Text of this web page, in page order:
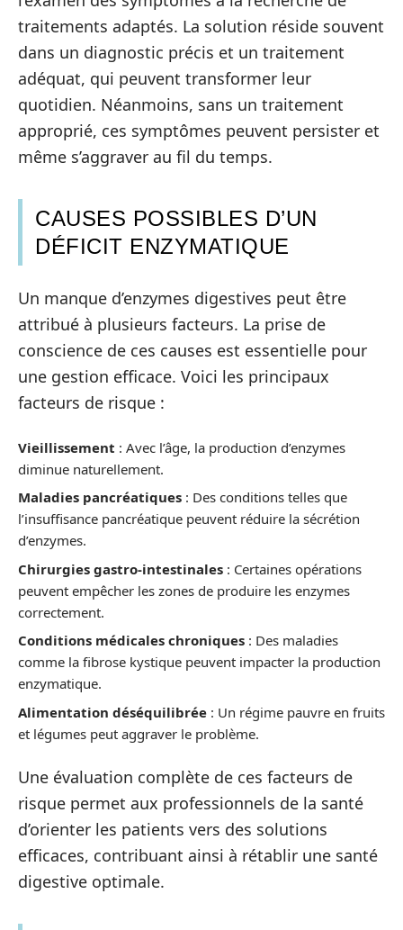
traitements adaptés. La solution réside souvent
dans un diagnostic précis et un traitement
adéquat, qui peuvent transformer leur
quotidien. Néanmoins, sans un traitement
approprié, ces symptômes peuvent persister et
même s’aggraver au fil du temps.
CAUSES POSSIBLES D’UN
DÉFICIT ENZYMATIQUE
Un manque d’enzymes digestives peut être
attribué à plusieurs facteurs. La prise de
conscience de ces causes est essentielle pour
une gestion efficace. Voici les principaux
facteurs de risque :
Vieillissement : Avec l’âge, la production d’enzymes
diminue naturellement.
Maladies pancréatiques : Des conditions telles que
l’insuffisance pancréatique peuvent réduire la sécrétion
d’enzymes.
Chirurgies gastro-intestinales : Certaines opérations
peuvent empêcher les zones de produire les enzymes
correctement.
Conditions médicales chroniques : Des maladies
comme la fibrose kystique peuvent impacter la production
enzymatique.
Alimentation déséquilibrée : Un régime pauvre en fruits
et légumes peut aggraver le problème.
Une évaluation complète de ces facteurs de
risque permet aux professionnels de la santé
d’orienter les patients vers des solutions
efficaces, contribuant ainsi à rétablir une santé
digestive optimale.